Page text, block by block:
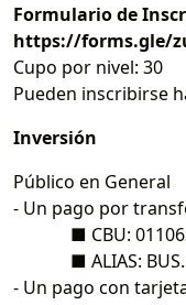
Formulario de
https://forms.gle/
Cupo por nivel: 30
Pueden inscribirse
Inversión
Público en General
- Un pago por
■ CBU:
■ ALIAS:
- Un pago con